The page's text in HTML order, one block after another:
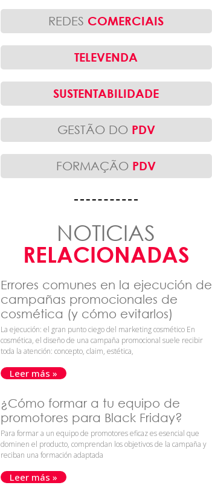
REDES COMERCIAIS
TELEVENDA
SUSTENTABILIDADE
GESTÃO DO PDV
FORMAÇÃO PDV
NOTICIAS
RELACIONADAS
Errores comunes en la ejecución de
campañas promocionales de
cosmética (y cómo evitarlos)
La ejecución: el gran punto ciego del marketing cosmético En
cosmética, el diseño de una campaña promocional suele recibir
toda la atención: concepto, claim, estética,
Leer más »
¿Cómo formar a tu equipo de
promotores para Black Friday?
Para formar a un equipo de promotores eficaz es esencial que
dominen el producto, comprendan los objetivos de la campaña y
reciban una formación adaptada
Leer más »